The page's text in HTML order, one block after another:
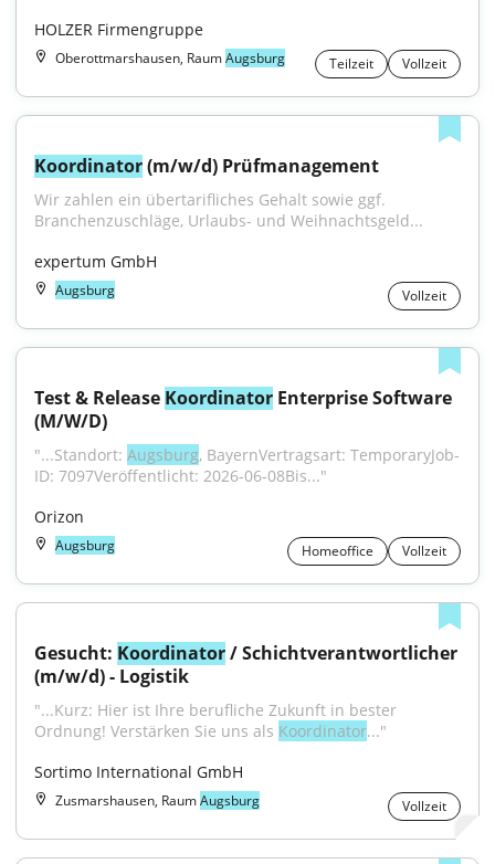
HOLZER Firmengruppe
Oberottmarshausen, RaumAugsburg Teilzeit Vollzeit
Koordinator (m/w/d) Prüfmanagement
Wir zahlen ein übertarifliches Gehalt sowie ggf.
Branchenzuschläge, Urlaubs- und Weihnachtsgeld...
expertum GmbH
Augsburg Vollzeit
Test & Release Koordinator Enterprise Software
(M/W/D)
"...Standort: Augsburg, BayernVertragsart: TemporaryJob-
ID: 7097Veröffentlicht: 2026-06-08Bis..."
Orizon
Augsburg Homeoffice Vollzeit
Gesucht: Koordinator / Schichtverantwortlicher
(m/w/d) - Logistik
"...Kurz: Hier ist Ihre berufliche Zukunft in bester
Ordnung! Verstärken Sie uns als Koordinator..."
Sortimo International GmbH
Zusmarshausen, RaumAugsburg Vollzeit